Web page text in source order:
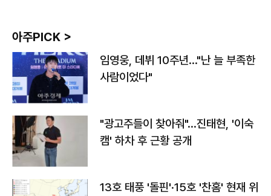
아주PICK >
임영웅, 데뷔 10주년…"난 늘 부족한
사람이었다"
"광고주들이 찾아줘"…진태현, '이숙
캠' 하차 후 근황 공개
13호 태풍 '돌핀'·15호 '찬홈' 현재 위